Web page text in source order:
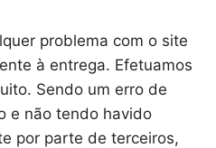
problema com o site
à entrega. Efetuamos
Sendo um erro de
e não tendo havido
por parte de terceiros,